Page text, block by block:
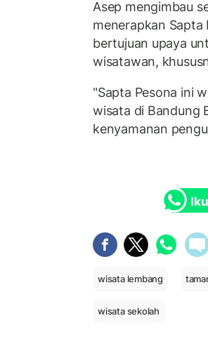
Asep mengimbau
menerapkan Sapta
bertujuan upaya
wisatawan,
"Sapta Pesona ini
wisata di Bandung
kenyamanan
wisata lembang
wisata sekolah